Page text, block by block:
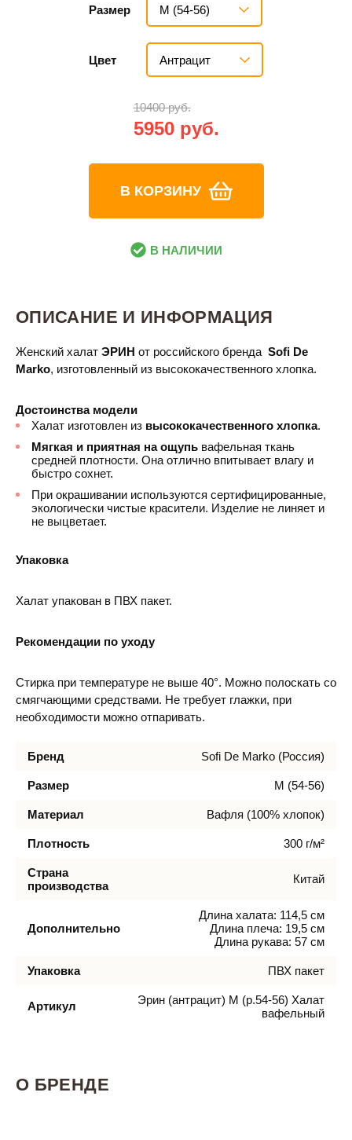
Размер M (54-56)
Цвет Антрацит
10400 руб.
5950 руб.
В КОРЗИНУ
В НАЛИЧИИ
ОПИСАНИЕ И ИНФОРМАЦИЯ
Женский халат ЭРИН от российского бренда Sofi De
Marko, изготовленный из высококачественного хлопка.
Достоинства модели
Халат изготовлен из высококачественного хлопка.
Мягкая и приятная на ощупь вафельная ткань
средней плотности. Она отлично впитывает влагу и
быстро сохнет.
При окрашивании используются сертифицированные,
экологически чистые красители. Изделие не линяет и
не выцветает.
Упаковка
Халат упакован в ПВХ пакет.
Рекомендации по уходу
Стирка при температуре не выше 40°. Можно полоскать со
смягчающими средствами. Не требует глажки, при
необходимости можно отпаривать.
Бренд Sofi De Marko (Россия)
Размер M (54-56)
Материал Вафля (100% хлопок)
Плотность 300 г/м²
Страна
производства
Китай
Дополнительно
Длина халата: 114,5 см
Длина плеча: 19,5 см
Длина рукава: 57 см
Упаковка ПВХ пакет
Артикул
Эрин (антрацит) M (р.54-56) Халат
вафельный
О БРЕНДЕ